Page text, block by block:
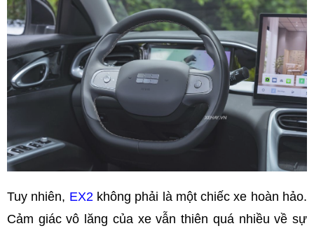
Tuy nhiên, EX2 không phải là một chiếc xe hoàn hảo.
Cảm giác vô lăng của xe vẫn thiên quá nhiều về sự